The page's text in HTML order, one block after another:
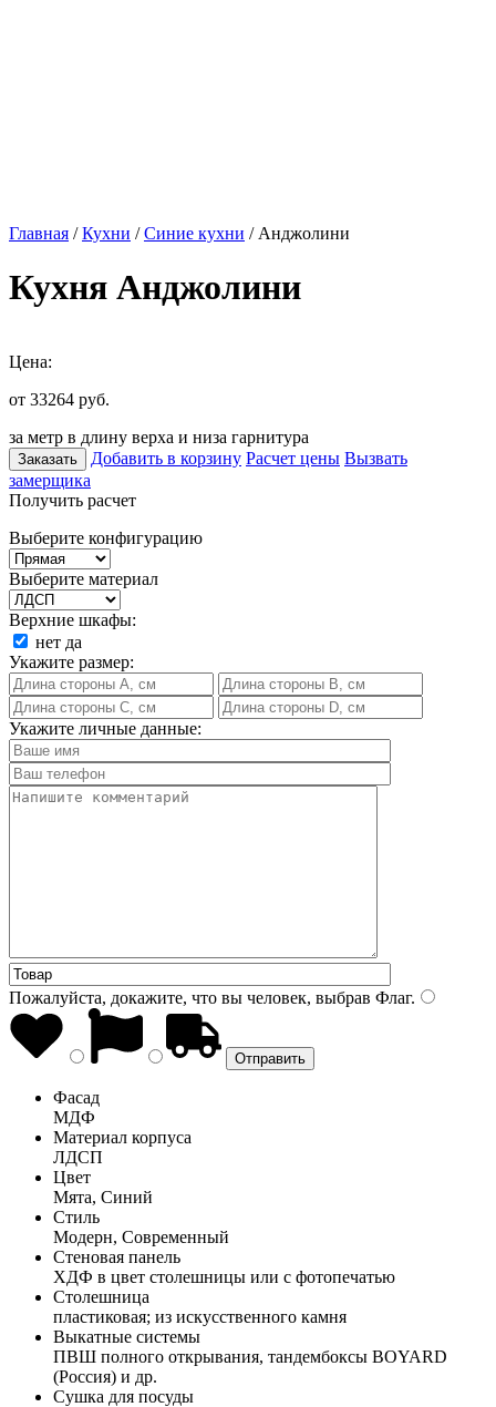
Главная /Кухни /Синие кухни / Анджолини
Кухня Анджолини
Цена:
от 33264 руб.
за метр в длину верха и низа гарнитура
Заказать Добавить в корзину Расчет цены Вызвать
замерщика
Получить расчет
Выберите конфигурацию
Выберите материал
Верхние шкафы:
нет да
Укажите размер:
Укажите личные данные:
Пожалуйста, докажите, что вы человек, выбрав Флаг.
Фасад
МДФ
Материал корпуса
ЛДСП
Цвет
Мята, Синий
Стиль
Модерн, Современный
Стеновая панель
ХДФ в цвет столешницы или с фотопечатью
Столешница
пластиковая; из искусственного камня
Выкатные системы
ПВШ полного открывания, тандембоксы BOYARD
(Россия) и др.
Сушка для посуды